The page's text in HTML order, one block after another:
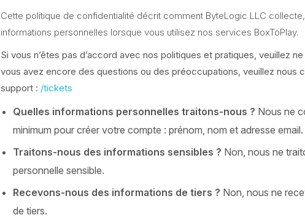
Cette politique de confidentialité décrit comment ByteLogic LLC
informations personnelles lorsque vous utilisez nos services BoxToPlay.
Si vous n’êtes pas d’accord avec nos politiques et pratiques, veuillez
vous avez encore des questions ou des préoccupations, veuillez nous
support : /tickets
Quelles informations personnelles traitons-nous ? Nous ne
minimum pour créer votre compte : prénom, nom et adresse email.
Traitons-nous des informations sensibles ? Non, nous ne
personnelle sensible.
Recevons-nous des informations de tiers ? Non, nous ne
de tiers.